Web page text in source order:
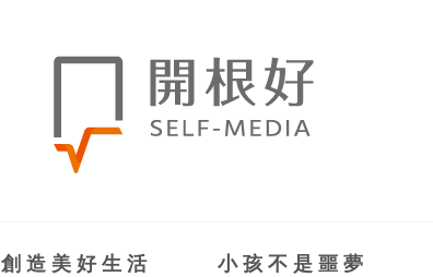
創造美好生活 小孩不是噩夢